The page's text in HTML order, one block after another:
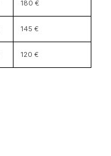
180 €
145 €
120 €